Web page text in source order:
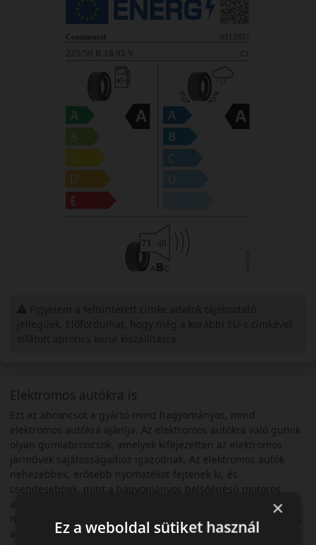
Elektromos autókra is
Ezt az abroncsot a gyártó mind hagyományos, mind
elektromos autókra ajánlja. Az elektromos autókra való gumik
olyan gumiabroncsok, amelyek kifejezetten az elektromos
járművek sajátosságaihoz igazodnak. Az elektromos autók
nehezebbek, erősebb nyomatékot fejtenek ki, és
csendesebbek, mint a hagyományos belsőégésű motoros
autók, ezért olyan gumikra van szükségük, amelyek elbírják a
nagyobb súlyt, a gyorsulást és a fékezést, valamint csökkentik
a gördülési zajt és az ellenállást. Az elektromos autókra való
×
Ez a weboldal sütiket használ